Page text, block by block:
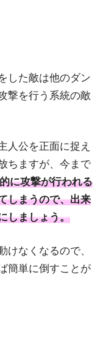
した敵は他のダン
撃を行う系統の敵
人公を正面に捉え
ちますが、今まで
に攻撃が行われる
しまうので、出来
しましょう。
けなくなるので、
簡単に倒すことが